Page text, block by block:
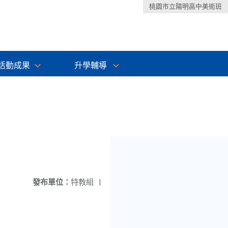
桃園市立陽明高中美術班
動成果 升學輔導
發布單位： 特教組 |